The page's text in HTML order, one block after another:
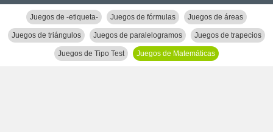
Juegos de -etiqueta- Juegos de fórmulas Juegos de áreas
Juegos de triángulos Juegos de paralelogramos Juegos de trapecios
Juegos de Tipo Test Juegos de Matemáticas